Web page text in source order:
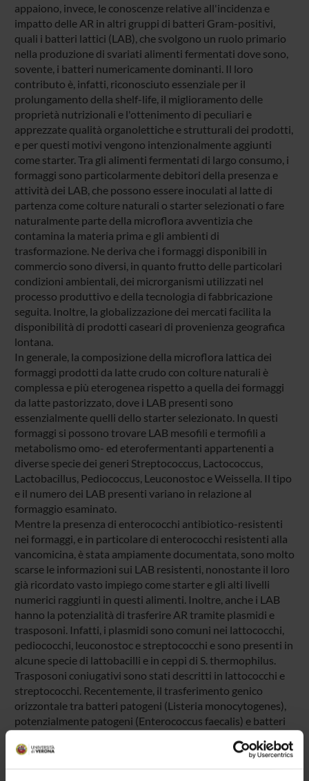
appaiono, invece, le conoscenze relative all'incidenza e
impatto delle AR in altri gruppi di batteri Gram-positivi,
quali i batteri lattici (LAB), che svolgono un ruolo primario
nella produzione di svariati alimenti fermentati dove sono,
sovente, i batteri numericamente dominanti. Il loro
contributo è, infatti, riconosciuto essenziale per il
prolungamento della shelf-life, il miglioramento delle
proprietà nutrizionali e l'ottenimento di peculiari e
apprezzate qualità organolettiche e strutturali dei prodotti,
e per questi motivi vengono intenzionalmente aggiunti
come starter. Tra gli alimenti fermentati di largo consumo, i
formaggi sono particolarmente debitori della presenza e
attività dei LAB, che possono essere inoculati al latte di
partenza come colture naturali o starter selezionati o fare
naturalmente parte della microflora avventizia che
contamina la materia prima e gli ambienti di
trasformazione. Ne deriva che i formaggi disponibili in
commercio sono diversi, in quanto frutto delle particolari
condizioni ambientali, dei microrganismi utilizzati nel
processo produttivo e della tecnologia di fabbricazione
seguita. Inoltre, la globalizzazione dei mercati facilita la
disponibilità di prodotti caseari di provenienza geografica
lontana.
In generale, la composizione della microflora lattica dei
formaggi prodotti da latte crudo con colture naturali è
complessa e più eterogenea rispetto a quella dei formaggi
da latte pastorizzato, dove i LAB presenti sono
essenzialmente quelli dello starter selezionato. In questi
formaggi si possono trovare LAB mesofili e termofili a
metabolismo omo- ed eterofermentanti appartenenti a
diverse specie dei generi Streptococcus, Lactococcus,
Lactobacillus, Pediococcus, Leuconostoc e Weissella. Il tipo
e il numero dei LAB presenti variano in relazione al
formaggio esaminato.
Mentre la presenza di enterococchi antibiotico-resistenti
nei formaggi, e in particolare di enterococchi resistenti alla
vancomicina, è stata ampiamente documentata, sono molto
scarse le informazioni sui LAB resistenti, nonostante il loro
già ricordato vasto impiego come starter e gli alti livelli
numerici raggiunti in questi alimenti. Inoltre, anche i LAB
hanno la potenzialità di trasferire AR tramite plasmidi e
trasposoni. Infatti, i plasmidi sono comuni nei lattococchi,
pediococchi, leuconostoc e streptococchi e sono presenti in
alcune specie di lattobacilli e in ceppi di S. thermophilus.
Trasposoni coniugativi sono stati descritti in lattococchi e
streptococchi. Recentemente, il trasferimento genico
orizzontale tra batteri patogeni (Listeria monocytogenes),
potenzialmente patogeni (Enterococcus faecalis) e batteri
queste specie del gene tet(S) avente la stessa sequenza. Per
garantire la sicurezza umana è fondamentale, quindi, che i